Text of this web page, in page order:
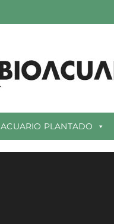
ACUARIO PLANTADO